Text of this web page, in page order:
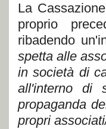
La
proprio
ribadendo
spetta alle
in società di
all'interno di
propaganda
propri